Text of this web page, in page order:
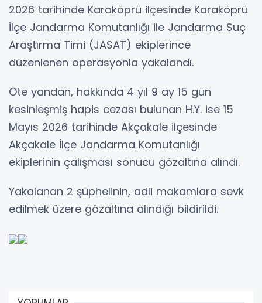
2026 tarihinde Karaköprü ilçesinde Karaköprü
İlçe Jandarma Komutanlığı ile Jandarma Suç
Araştırma Timi (JASAT) ekiplerince
düzenlenen operasyonla yakalandı.
Öte yandan, hakkında 4 yıl 9 ay 15 gün
kesinleşmiş hapis cezası bulunan H.Y. ise 15
Mayıs 2026 tarihinde Akçakale ilçesinde
Akçakale İlçe Jandarma Komutanlığı
ekiplerinin çalışması sonucu gözaltına alındı.
Yakalanan 2 şüphelinin, adli makamlara sevk
edilmek üzere gözaltına alındığı bildirildi.